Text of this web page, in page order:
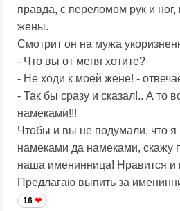
правда, с переломом рук и ног,
жены.
Смотрит он на мужа
- Что вы от меня хотите?
- Не ходи к моей жене! -
- Так бы сразу и сказал!.. А то
намеками!!!
Чтобы и вы не подумали, что я
намеками да намеками, скажу
наша именинница! Нравится и
Предлагаю выпить за
16